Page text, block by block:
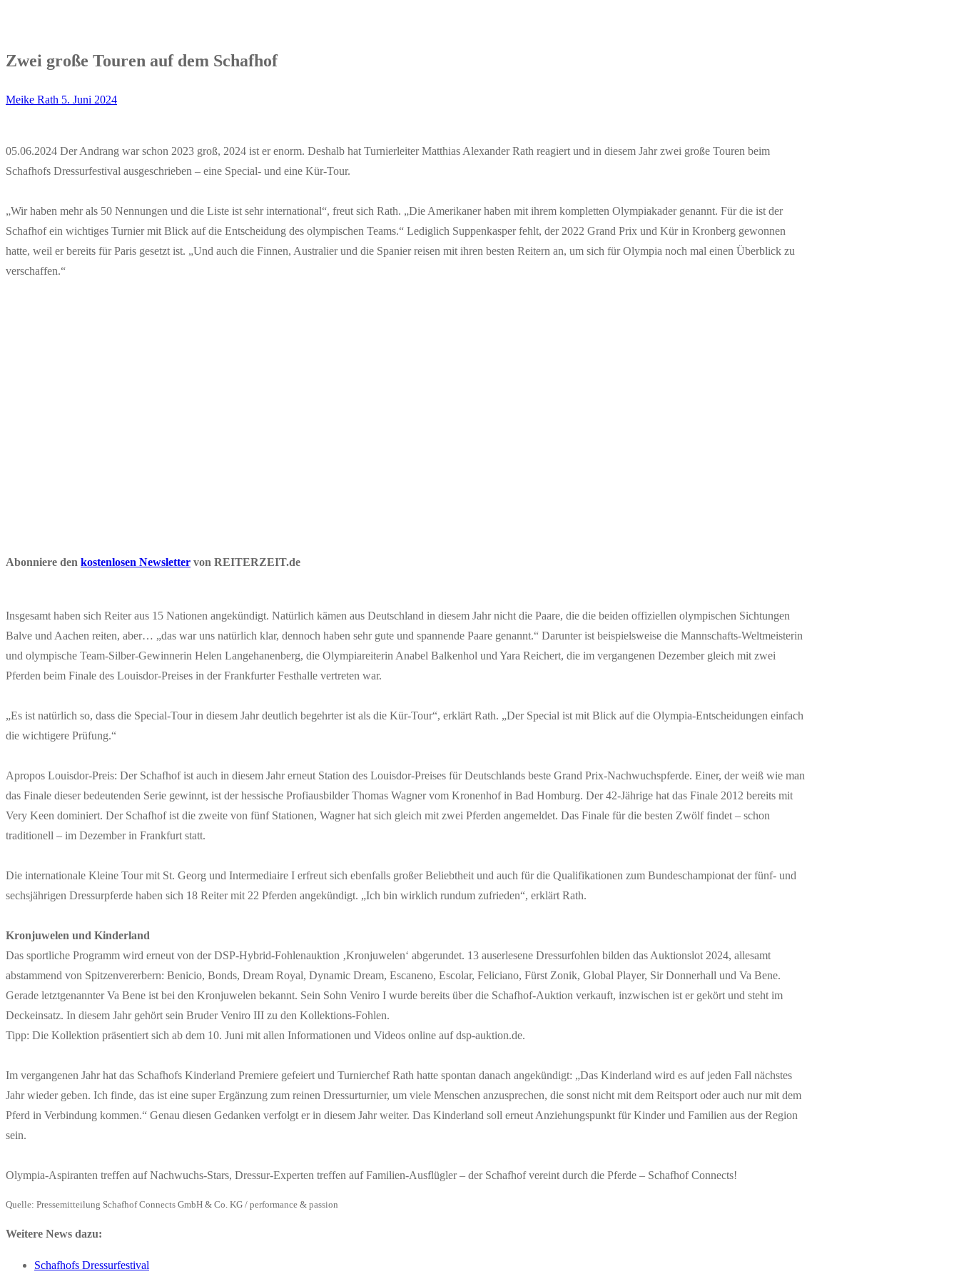
Zwei große Touren auf dem Schafhof
Meike Rath 5. Juni 2024
05.06.2024 Der Andrang war schon 2023 groß, 2024 ist er enorm. Deshalb hat Turnierleiter Matthias Alexander Rath reagiert und in diesem Jahr zwei große Touren beim
Schafhofs Dressurfestival ausgeschrieben – eine Special- und eine Kür-Tour.
„Wir haben mehr als 50 Nennungen und die Liste ist sehr international“, freut sich Rath. „Die Amerikaner haben mit ihrem kompletten Olympiakader genannt. Für die ist der
Schafhof ein wichtiges Turnier mit Blick auf die Entscheidung des olympischen Teams.“ Lediglich Suppenkasper fehlt, der 2022 Grand Prix und Kür in Kronberg gewonnen
hatte, weil er bereits für Paris gesetzt ist. „Und auch die Finnen, Australier und die Spanier reisen mit ihren besten Reitern an, um sich für Olympia noch mal einen Überblick zu
verschaffen.“
Abonniere den kostenlosen Newsletter von REITERZEIT.de
Insgesamt haben sich Reiter aus 15 Nationen angekündigt. Natürlich kämen aus Deutschland in diesem Jahr nicht die Paare, die die beiden offiziellen olympischen Sichtungen
Balve und Aachen reiten, aber… „das war uns natürlich klar, dennoch haben sehr gute und spannende Paare genannt.“ Darunter ist beispielsweise die Mannschafts-Weltmeisterin
und olympische Team-Silber-Gewinnerin Helen Langehanenberg, die Olympiareiterin Anabel Balkenhol und Yara Reichert, die im vergangenen Dezember gleich mit zwei
Pferden beim Finale des Louisdor-Preises in der Frankfurter Festhalle vertreten war.
„Es ist natürlich so, dass die Special-Tour in diesem Jahr deutlich begehrter ist als die Kür-Tour“, erklärt Rath. „Der Special ist mit Blick auf die Olympia-Entscheidungen einfach
die wichtigere Prüfung.“
Apropos Louisdor-Preis: Der Schafhof ist auch in diesem Jahr erneut Station des Louisdor-Preises für Deutschlands beste Grand Prix-Nachwuchspferde. Einer, der weiß wie man
das Finale dieser bedeutenden Serie gewinnt, ist der hessische Profiausbilder Thomas Wagner vom Kronenhof in Bad Homburg. Der 42-Jährige hat das Finale 2012 bereits mit
Very Keen dominiert. Der Schafhof ist die zweite von fünf Stationen, Wagner hat sich gleich mit zwei Pferden angemeldet. Das Finale für die besten Zwölf findet – schon
traditionell – im Dezember in Frankfurt statt.
Die internationale Kleine Tour mit St. Georg und Intermediaire I erfreut sich ebenfalls großer Beliebtheit und auch für die Qualifikationen zum Bundeschampionat der fünf- und
sechsjährigen Dressurpferde haben sich 18 Reiter mit 22 Pferden angekündigt. „Ich bin wirklich rundum zufrieden“, erklärt Rath.
Kronjuwelen und Kinderland
Das sportliche Programm wird erneut von der DSP-Hybrid-Fohlenauktion ‚Kronjuwelen‘ abgerundet. 13 auserlesene Dressurfohlen bilden das Auktionslot 2024, allesamt
abstammend von Spitzenvererbern: Benicio, Bonds, Dream Royal, Dynamic Dream, Escaneno, Escolar, Feliciano, Fürst Zonik, Global Player, Sir Donnerhall und Va Bene.
Gerade letztgenannter Va Bene ist bei den Kronjuwelen bekannt. Sein Sohn Veniro I wurde bereits über die Schafhof-Auktion verkauft, inzwischen ist er gekört und steht im
Deckeinsatz. In diesem Jahr gehört sein Bruder Veniro III zu den Kollektions-Fohlen.
Tipp: Die Kollektion präsentiert sich ab dem 10. Juni mit allen Informationen und Videos online auf dsp-auktion.de.
Im vergangenen Jahr hat das Schafhofs Kinderland Premiere gefeiert und Turnierchef Rath hatte spontan danach angekündigt: „Das Kinderland wird es auf jeden Fall nächstes
Jahr wieder geben. Ich finde, das ist eine super Ergänzung zum reinen Dressurturnier, um viele Menschen anzusprechen, die sonst nicht mit dem Reitsport oder auch nur mit dem
Pferd in Verbindung kommen.“ Genau diesen Gedanken verfolgt er in diesem Jahr weiter. Das Kinderland soll erneut Anziehungspunkt für Kinder und Familien aus der Region
sein.
Olympia-Aspiranten treffen auf Nachwuchs-Stars, Dressur-Experten treffen auf Familien-Ausflügler – der Schafhof vereint durch die Pferde – Schafhof Connects!
Quelle: Pressemitteilung Schafhof Connects GmbH & Co. KG / performance & passion
Weitere News dazu:
Schafhofs Dressurfestival